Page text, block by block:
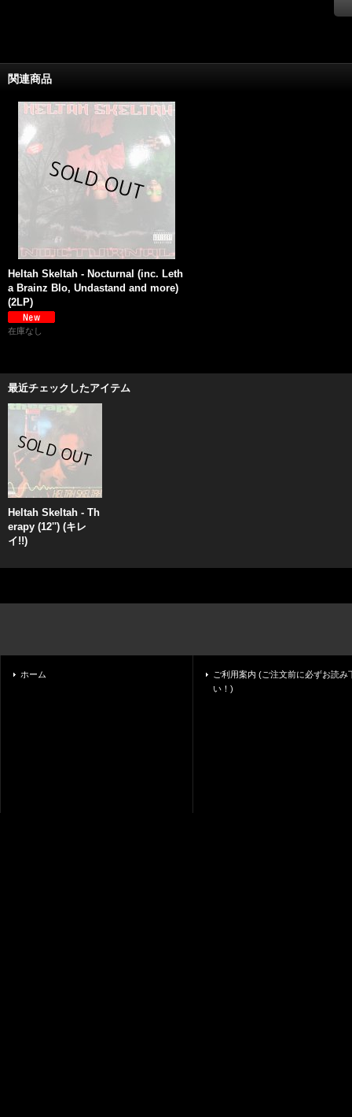
関連商品
Heltah Skeltah - Nocturnal (inc. Leth
a Brainz Blo, Undastand and more)
(2LP)
在庫なし
最近チェックしたアイテム
Heltah Skeltah - Th
erapy (12'') (キレ
イ!!)
ホーム
ご利用案内 (ご注文前に必ずお読み
い！)